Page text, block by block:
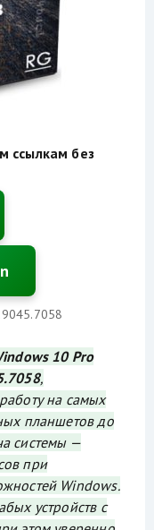
ссылкам без
10 Pro
,
на самых
планшетов до
системы —
при
Windows.
устройств с